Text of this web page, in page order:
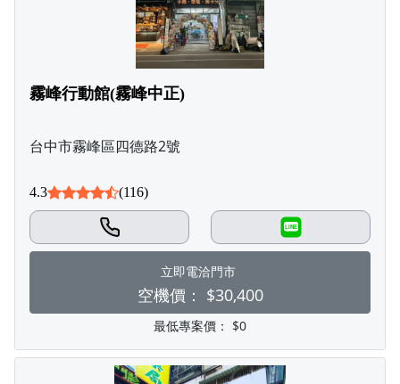
霧峰行動館(霧峰中正)
台中市霧峰區四德路2號
4.3 (116)
LINE
立即電洽門市
空機價： $30,400
最低專案價： $0